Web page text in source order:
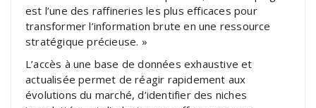
est l’une des raffineries les plus efficaces pour
transformer l’information brute en une ressource
stratégique précieuse. »
L’accès à une base de données exhaustive et
actualisée permet de réagir rapidement aux
évolutions du marché, d’identifier des niches